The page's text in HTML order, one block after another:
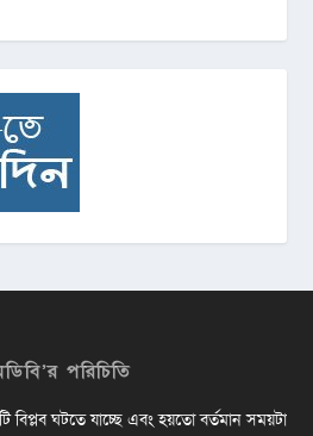
পরিচিতি
বিপ্লব ঘটতে যাচ্ছে এবং হয়তো বর্তমান সময়টা